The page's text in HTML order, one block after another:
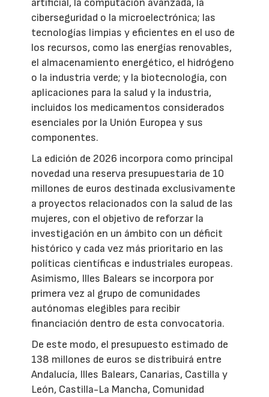
artificial, la computación avanzada, la
ciberseguridad o la microelectrónica; las
tecnologías limpias y eficientes en el uso de
los recursos, como las energías renovables,
el almacenamiento energético, el hidrógeno
o la industria verde; y la biotecnología, con
aplicaciones para la salud y la industria,
incluidos los medicamentos considerados
esenciales por la Unión Europea y sus
componentes.
La edición de 2026 incorpora como principal
novedad una reserva presupuestaria de 10
millones de euros destinada exclusivamente
a proyectos relacionados con la salud de las
mujeres, con el objetivo de reforzar la
investigación en un ámbito con un déficit
histórico y cada vez más prioritario en las
políticas científicas e industriales europeas.
Asimismo, Illes Balears se incorpora por
primera vez al grupo de comunidades
autónomas elegibles para recibir
financiación dentro de esta convocatoria.
De este modo, el presupuesto estimado de
138 millones de euros se distribuirá entre
Andalucía, Illes Balears, Canarias, Castilla y
León, Castilla-La Mancha, Comunidad